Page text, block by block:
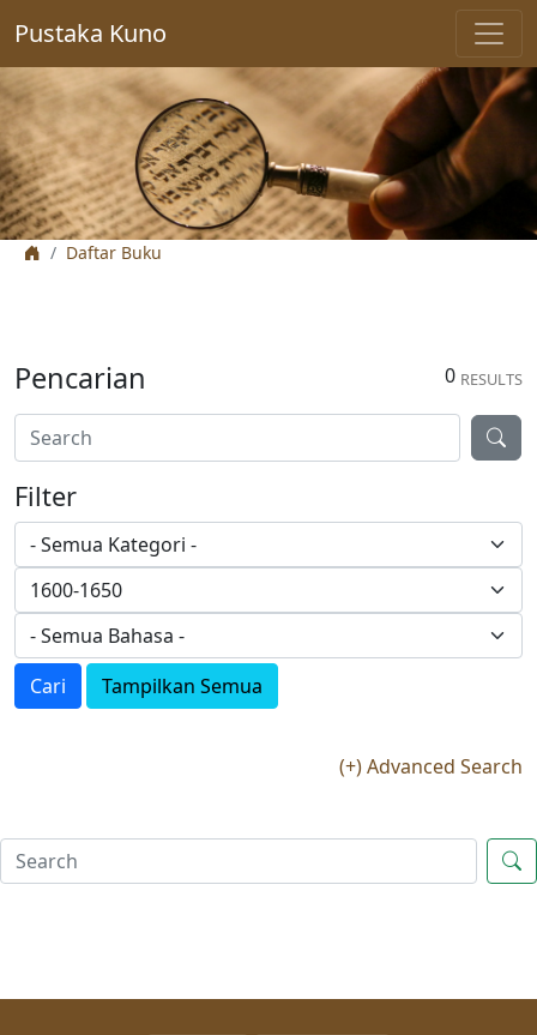
Pustaka Kuno
Daftar Buku
0 RESULTS
Pencarian
Filter
Cari Tampilkan Semua
(+) Advanced Search